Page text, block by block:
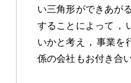
い三角形ができあが
することによって ，
いかと考え
， 事業を
係の会社もお付き合